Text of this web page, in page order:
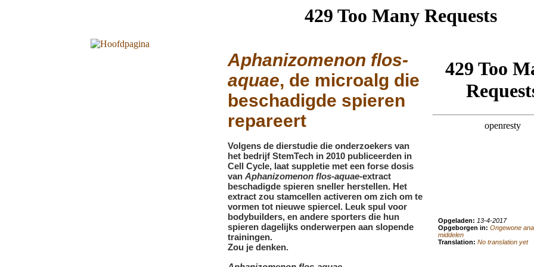
Opgeladen: 13-4-2017
Opgeborgen in: Ongewone
middelen
Translation: No translation yet
Aphanizomenon flos-
aquae, de microalg die
beschadigde spieren
repareert
Volgens de dierstudie die onderzoekers van
het bedrijf StemTech in 2010 publiceerden in
Cell Cycle, laat suppletie met een forse dosis
van Aphanizomenon flos-aquae-extract
beschadigde spieren sneller herstellen. Het
extract zou stamcellen activeren om zich om te
vormen tot nieuwe spiercel. Leuk spul voor
bodybuilders, en andere sporters die hun
spieren dagelijks onderwerpen aan slopende
trainingen.
Zou je denken.